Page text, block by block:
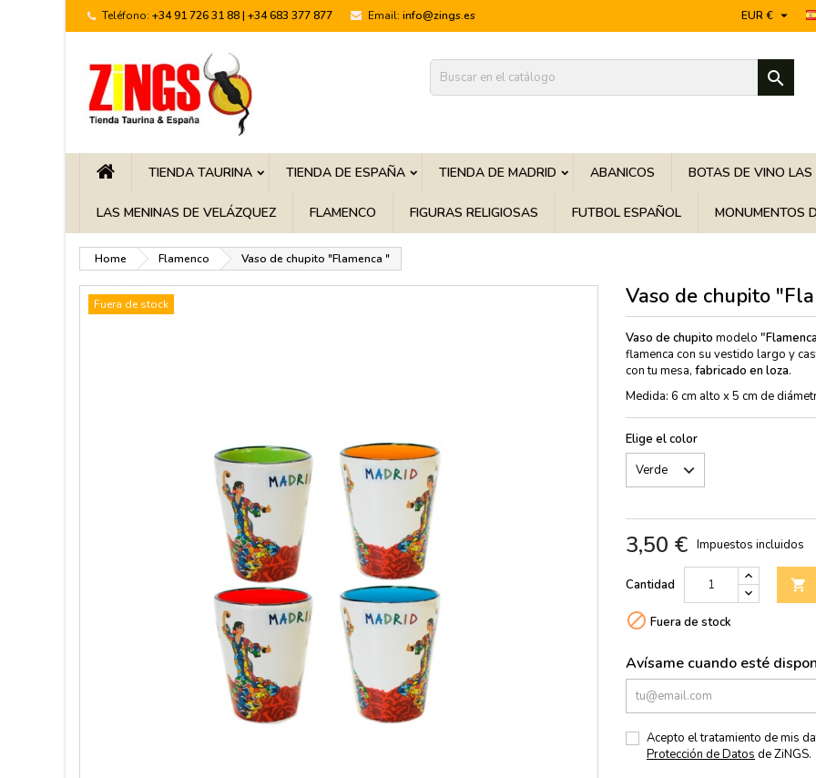
Teléfono: +34 91 726 31 88 | +34 683 377 877 Email: info@zings.es EUR € 

TIENDA TAURINA TIENDA DE ESPAÑA TIENDA DE MADRID ABANICOS BOTAS DE VINO LAS
LAS MENINAS DE VELÁZQUEZ FLAMENCO FIGURAS RELIGIOSAS FUTBOL ESPAÑOL MONUMENTOS
Home Flamenco Vaso de chupito "Flamenca "
Fuera de stock Vaso de chupito
Vaso de chupito modelo
flamenca con su vestido largo y
con tu mesa, fabricado en loza.
Medida: 6 cm alto x 5 cm de
Elige el color
3,50 € Impuestos incluidos
Cantidad 
 Fuera de stock
Avísame cuando esté
Acepto el tratamiento de mis
Protección de Datos de ZiNGS.